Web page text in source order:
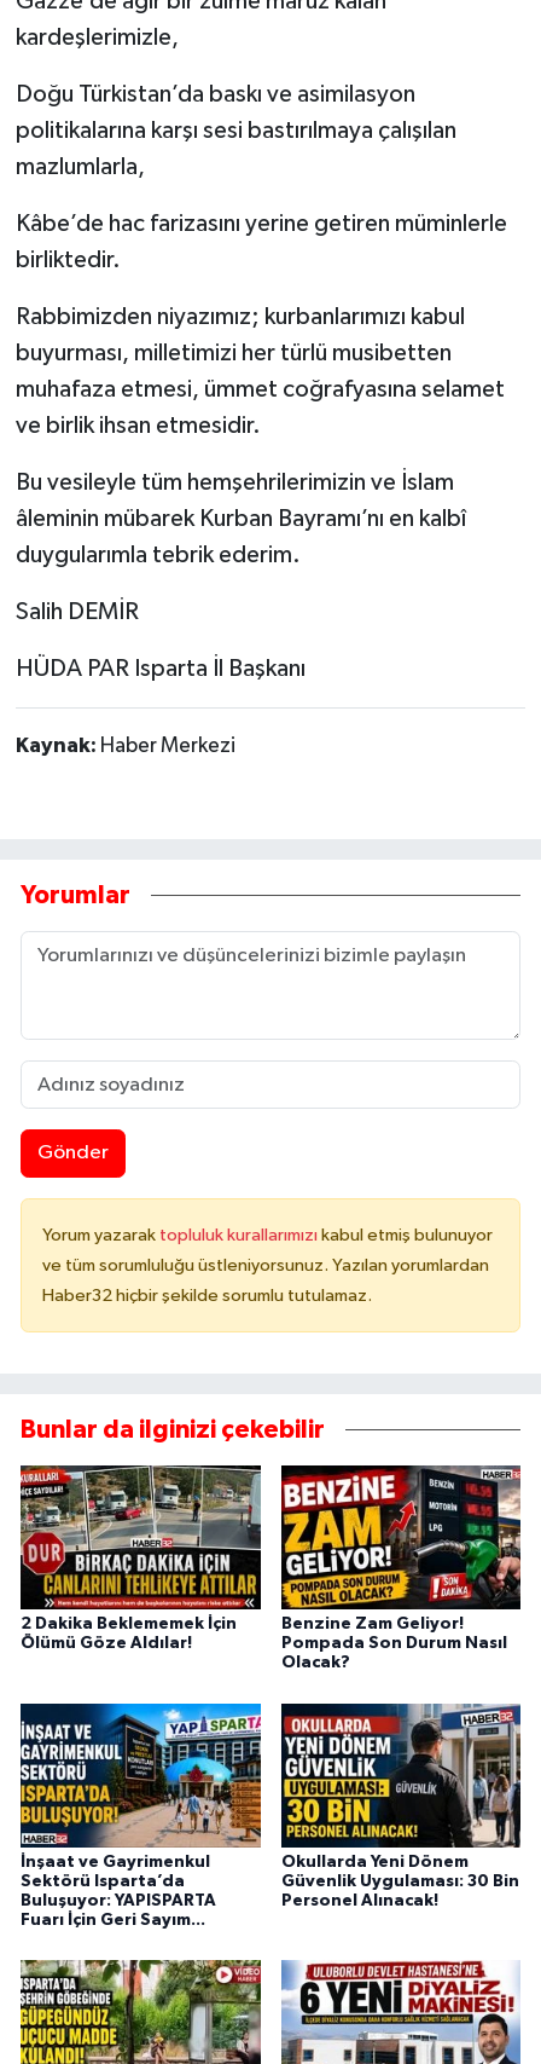
kardeşlerimizle,
Doğu Türkistan’da baskı ve asimilasyon
politikalarına karşı sesi bastırılmaya çalışılan
mazlumlarla,
Kâbe’de hac farizasını yerine getiren müminlerle
birliktedir.
Rabbimizden niyazımız; kurbanlarımızı kabul
buyurması, milletimizi her türlü musibetten
muhafaza etmesi, ümmet coğrafyasına selamet
ve birlik ihsan etmesidir.
Bu vesileyle tüm hemşehrilerimizin ve İslam
âleminin mübarek Kurban Bayramı’nı en kalbî
duygularımla tebrik ederim.
Salih DEMİR
HÜDA PAR Isparta İl Başkanı
Kaynak: Haber Merkezi
Yorumlar
Gönder
Yorum yazarak topluluk kurallarımızı kabul etmiş bulunuyor
ve tüm sorumluluğu üstleniyorsunuz. Yazılan yorumlardan
Haber32 hiçbir şekilde sorumlu tutulamaz.
Bunlar da ilginizi çekebilir
2 Dakika Beklememek İçin
Ölümü Göze Aldılar!
Benzine Zam Geliyor!
Pompada Son Durum Nasıl
Olacak?
İnşaat ve Gayrimenkul
Sektörü Isparta’da
Buluşuyor: YAPISPARTA
Fuarı İçin Geri Sayım...
Okullarda Yeni Dönem
Güvenlik Uygulaması: 30 Bin
Personel Alınacak!